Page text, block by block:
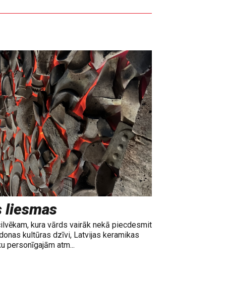
liesmas
kura vārds vairāk nekā piecdesmit
kultūras dzīvi, Latvijas keramikas
personīgajām atm...